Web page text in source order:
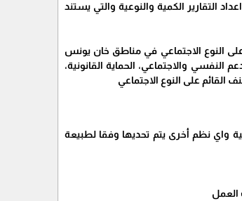
التقارير الكمية والنوعية والتي يستند
النوع الاجتماعي في مناطق خان يونس
الدعم النفسي والاجتماعي، الحماية القانونية،
القائم على النوع الاجتماعي
واي نظم أخرى يتم تحديها وفقا لطبيعة
العمل